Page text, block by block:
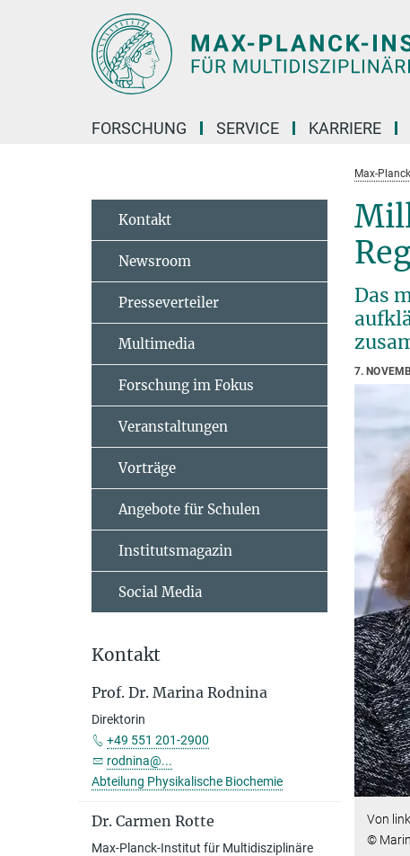
FORSCHUNG SERVICE KARRIERE
Max-
Das
7.
Von
©
Kontakt
Newsroom
Presseverteiler
Multimedia
Forschung im Fokus
Veranstaltungen
Vorträge
Angebote für Schulen
Institutsmagazin
Social Media
Kontakt
Prof. Dr. Marina Rodnina
Direktorin
+49 551 201-2900
rodnina@...
Abteilung Physikalische Biochemie
Dr. Carmen Rotte
Max-Planck-Institut für Multidisziplinäre